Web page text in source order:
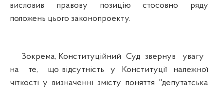
висловив правову позицію стосовно ряду
положень цього законопроекту.
Зокрема, Конституційний Суд звернув увагу
на те, що відсутність у Конституції належної
чіткості у визначенні змісту поняття "депутатська